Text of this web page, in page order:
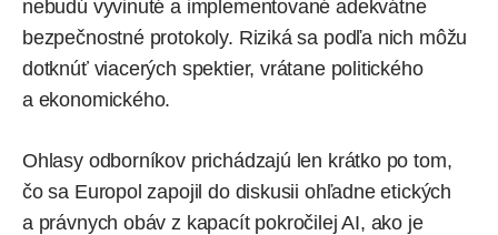
nebudú vyvinuté a implementované adekvátne
bezpečnostné protokoly. Riziká sa podľa nich môžu
dotknúť viacerých spektier, vrátane politického
a ekonomického.
Ohlasy odborníkov prichádzajú len krátko po tom,
čo sa Europol zapojil do diskusii ohľadne etických
a právnych obáv z kapacít pokročilej AI, ako je